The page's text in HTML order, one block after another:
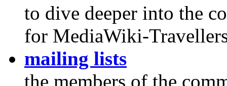
to dive deeper into the
for MediaWiki-
mailing lists
the members of the